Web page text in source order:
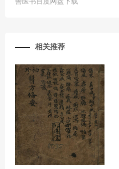
相关推荐